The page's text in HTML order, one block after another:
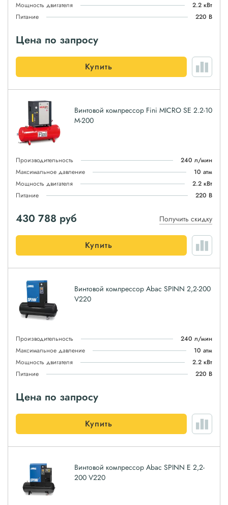
Мощность двигателя
2.2 кВт
Питание
220 В
Цена по запросу
Купить
Винтовой компрессор Fini MICRO SE 2.2-10
M-200
Производительность
240 л/мин
Максимальное давление
10 атм
Мощность двигателя
2.2 кВт
Питание
220 В
430 788 руб Получить скидку
Купить
Винтовой компрессор Abac SPINN 2,2-200
V220
Производительность
240 л/мин
Максимальное давление
10 атм
Мощность двигателя
2.2 кВт
Питание
220 В
Цена по запросу
Купить
Винтовой компрессор Abac SPINN E 2,2-
200 V220